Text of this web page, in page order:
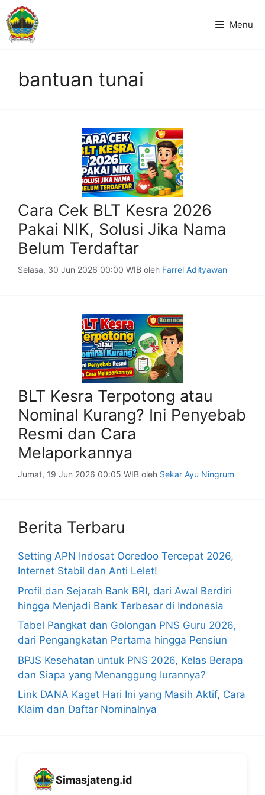
Langsung
ke
Menu
bantuan tunai
Cara Cek BLT Kesra 2026
Pakai NIK, Solusi Jika Nama
Belum Terdaftar
Selasa, 30 Jun 2026 00:00 WIB oleh Farrel Adityawan
BLT Kesra Terpotong atau
Nominal Kurang? Ini Penyebab
Resmi dan Cara
Melaporkannya
Jumat, 19 Jun 2026 00:05 WIB oleh Sekar Ayu Ningrum
Berita Terbaru
Setting APN Indosat Ooredoo Tercepat 2026,
Internet Stabil dan Anti Lelet!
Profil dan Sejarah Bank BRI, dari Awal Berdiri
hingga Menjadi Bank Terbesar di Indonesia
Tabel Pangkat dan Golongan PNS Guru 2026,
dari Pengangkatan Pertama hingga Pensiun
BPJS Kesehatan untuk PNS 2026, Kelas Berapa
dan Siapa yang Menanggung Iurannya?
Link DANA Kaget Hari Ini yang Masih Aktif, Cara
Klaim dan Daftar Nominalnya
Simasjateng.id